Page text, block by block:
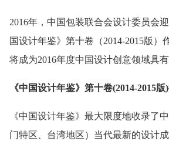
2016年，中国包装联合会设计委员会
国设计年鉴》第十卷（2014-2015版）
将成为2016年度中国设计创意领域具
《中国设计年鉴》第十卷(2014-2015
《中国设计年鉴》最大限度地收录了
门特区、台湾地区）当代最新的设计